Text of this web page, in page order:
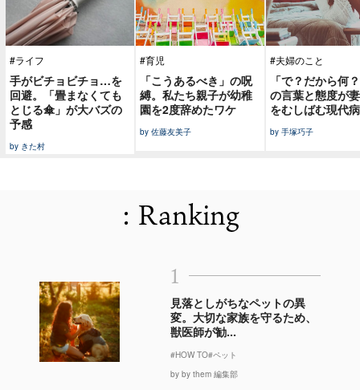
#ライフ
手がビチョビチョ…を
回避。「畳まなくても
とじる傘」が大バズの
予感
by きた村
#育児
「こうあるべき」の呪
縛。私たち親子が幼稚
園を2度辞めたワケ
by 佐藤友美子
#夫婦のこと
「で？だから何
の言葉と態度が
をむしばむ現代病
by 手塚巧子
: Ranking
1
見落としがちなペットの異
変。大切な家族を守るため、
獣医師が勧...
#HOW TO#ペット
by by them 編集部